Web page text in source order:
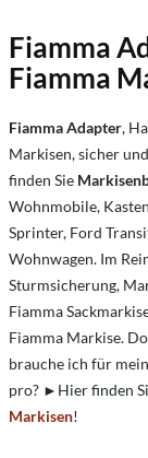
Fiamma
Fiamma
Fiamma Adapter,
Markisen, sicher
finden Sie
Wohnmobile,
Sprinter, Ford
Wohnwagen. Im
Sturmsicherung,
Fiamma
Fiamma Markise.
brauche ich für
pro? ►Hier finden
Markisen!